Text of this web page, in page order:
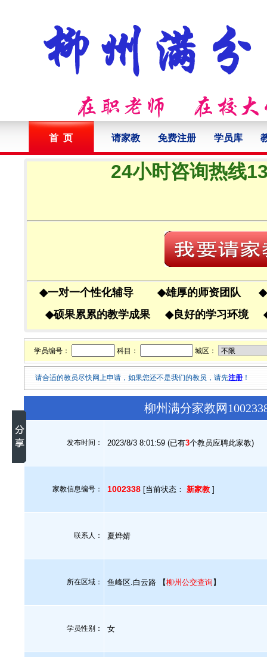
首 页 请家教 免费注册 学员库
24小时咨询热线
◆一对一个性化辅导 ◆雄厚的师资团队 ◆
◆硕果累累的教学成果 ◆良好的学习环境
学员编号： 科目： 城区：
请合适的教员尽快网上申请，如果您还不是我们的教员，请先注册 ！
柳州满分家教网
发布时间： 2023/8/3 8:01:59 (已有3个教员应聘此家教)
家教信息编号： 1002338 [当前状态： 新家教 ]
联系人： 夏烨婧
所在区域： 鱼峰区.白云路 【柳州公交查询 】
学员性别： 女